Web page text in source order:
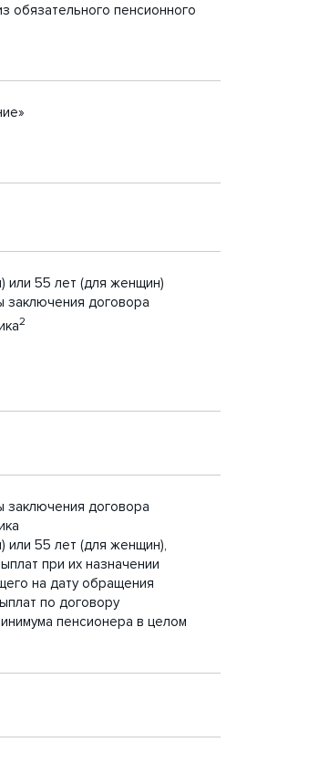
обязательного пенсионного
или 55 лет (для женщин)
заключения договора
2
заключения договора
или 55 лет (для женщин),
при их назначении
на дату обращения
по договору
пенсионера в целом